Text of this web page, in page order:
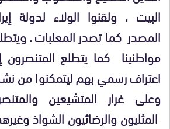
البيت ، ولقنوا الولاء لدولة
المصدر كما تصدر المعلبات .
مواطنينا كما يتطلع
اعتراف رسمي بهم ليتمكنوا من
وعلى غرار المتشيعين
المثليون والرضائيون الشواذ